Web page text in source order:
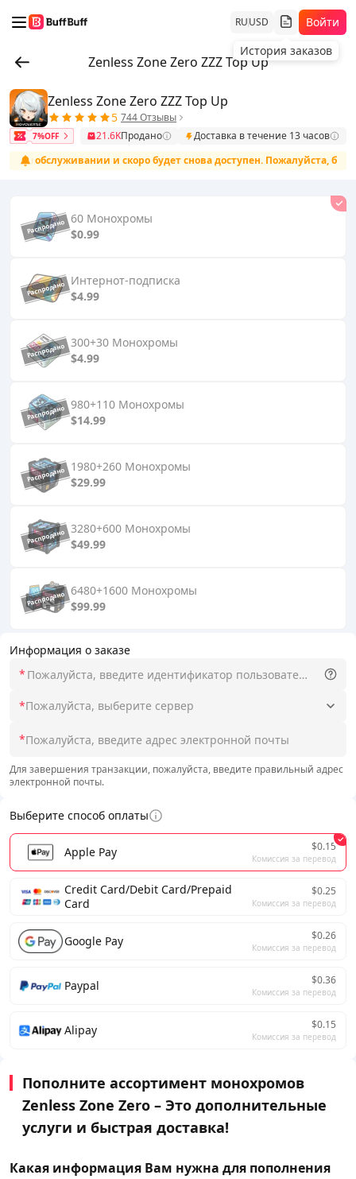
RUUSD
История заказов
Войти
Zenless Zone Zero ZZZ Top Up
Информация о заказе
*
*Пожалуйста, выберите сервер
*
Для завершения транзакции, пожалуйста, введите правильный адрес
электронной почты.
Выберите способ оплаты
Apple Pay $0.15
Комиссия за перевод
Credit Card/Debit Card/Prepaid
Card
$0.25
Комиссия за перевод
Google Pay $0.26
Комиссия за перевод
Paypal $0.36
Комиссия за перевод
Alipay $0.15
Комиссия за перевод
Zenless Zone Zero ZZZ Top Up
5 744 Отзывы
7%OFF 21.6KПродано
Доставка в течение 13 часов
обслуживании и скоро будет снова доступен. Пожалуйста, будьте
60 Монохромы
$0.99
Интернот-подписка
$4.99
300+30 Монохромы
$4.99
980+110 Монохромы
$14.99
1980+260 Монохромы
$29.99
3280+600 Монохромы
$49.99
6480+1600 Монохромы
$99.99
Пополните ассортимент монохромов
Zenless Zone Zero – Это дополнительные
услуги и быстрая доставка!
Какая информация Вам нужна для пополнения